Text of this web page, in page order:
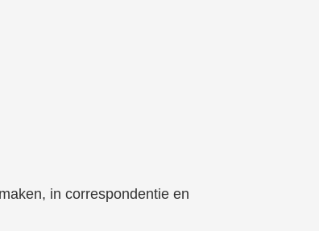
in correspondentie en